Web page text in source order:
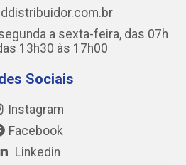
a sexta-feira, das 07h
13h30 às 17h00
Sociais
Instagram
Facebook
Linkedin